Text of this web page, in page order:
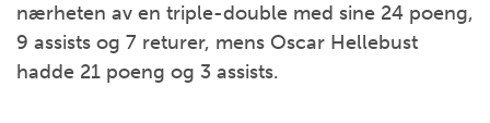
nærheten av en triple-double med sine 24 poeng,
9 assists og 7 returer, mens Oscar Hellebust
hadde 21 poeng og 3 assists.